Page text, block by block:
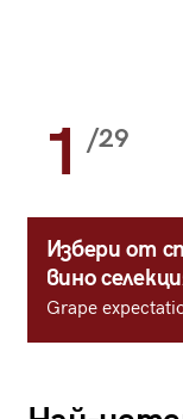
1 /29
Избери от
вино
Grape